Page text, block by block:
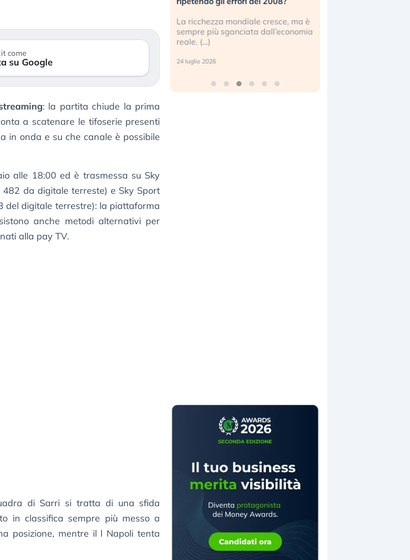
come
su Google
: la partita chiude la prima
a scatenare le tifoserie presenti
in onda e su che canale è possibile
alle 18:00 ed è trasmessa su Sky
da digitale terreste) e Sky Sport
del digitale terrestre): la piattaforma
anche metodi alternativi per
alla pay TV.
di Sarri si tratta di una sfida
in classifica sempre più messo a
posizione, mentre il l Napoli tenta
Kospi, mentre gli investitori retail (…)
30 luglio 2026
La ricchezza mondiale cresce, ma è
sempre più sganciata dall’economia
reale. (…)
24 luglio 2026